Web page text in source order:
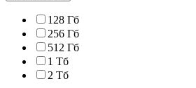
128 Гб
256 Гб
512 Гб
1 Тб
2 Тб